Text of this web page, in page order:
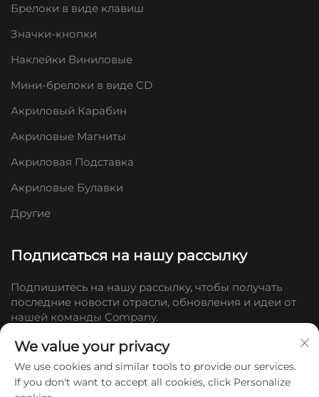
Брелоки в виде клавиш
Значки-кнопки
Наклейки Виниловые
Мини-брелоки в виде CD
Акриловый Карабин
Акриловые Магниты
Акриловая Подставка
Акриловые Булавки
Другие
Подписаться на нашу рассылку
Подпишитесь на нашу рассылку, чтобы получать
последние новости отрасли, обновления и идеи от
нашей команды Company.
We value your privacy
We use cookies and similar tools to provide our services.
If you don't want to accept all cookies, click Personalize